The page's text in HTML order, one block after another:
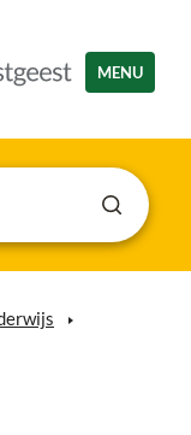
MENU